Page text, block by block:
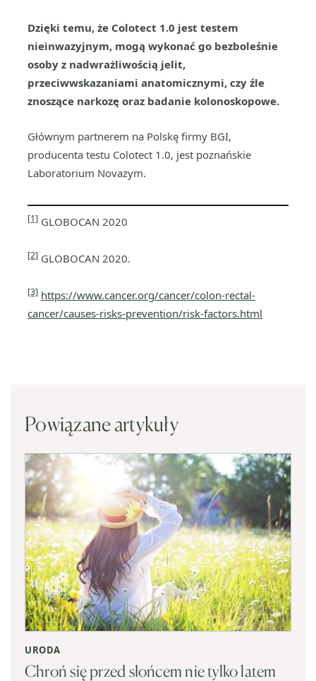
Dzięki temu, że Colotect 1.0 jest testem
nieinwazyjnym, mogą wykonać go bezboleśnie
osoby z nadwrażliwością jelit,
przeciwwskazaniami anatomicznymi, czy źle
znoszące narkozę oraz badanie kolonoskopowe.
Głównym partnerem na Polskę firmy BGI,
producenta testu Colotect 1.0, jest poznańskie
Laboratorium Novazym.
[1] GLOBOCAN 2020
[2] GLOBOCAN 2020.
[3] https://www.cancer.org/cancer/colon-rectal-
cancer/causes-risks-prevention/risk-factors.html
Powiązane artykuły
URODA
Chroń się przed słońcem nie tylko latem